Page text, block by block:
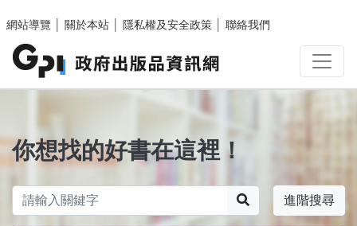
網站導覽
關於本站 隱私權及安全政策 聯絡我們
你想找的好書在這裡！
進階搜尋